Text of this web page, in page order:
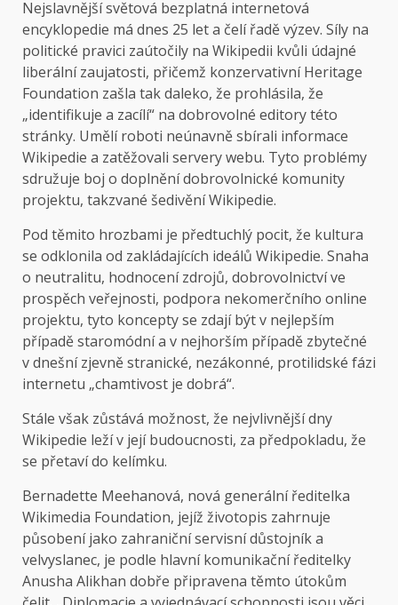
Nejslavnější světová bezplatná internetová
encyklopedie má dnes 25 let a čelí řadě výzev. Síly na
politické pravici zaútočily na Wikipedii kvůli údajné
liberální zaujatosti, přičemž konzervativní Heritage
Foundation zašla tak daleko, že prohlásila, že
„identifikuje a zacílí“ na dobrovolné editory této
stránky. Umělí roboti neúnavně sbírali informace
Wikipedie a zatěžovali servery webu. Tyto problémy
sdružuje boj o doplnění dobrovolnické komunity
projektu, takzvané šedivění Wikipedie.
Pod těmito hrozbami je předtuchlý pocit, že kultura
se odklonila od zakládajících ideálů Wikipedie. Snaha
o neutralitu, hodnocení zdrojů, dobrovolnictví ve
prospěch veřejnosti, podpora nekomerčního online
projektu, tyto koncepty se zdají být v nejlepším
případě staromódní a v nejhorším případě zbytečné
v dnešní zjevně stranické, nezákonné, protilidské fázi
internetu „chamtivost je dobrá“.
Stále však zůstává možnost, že nejvlivnější dny
Wikipedie leží v její budoucnosti, za předpokladu, že
se přetaví do kelímku.
Bernadette Meehanová, nová generální ředitelka
Wikimedia Foundation, jejíž životopis zahrnuje
působení jako zahraniční servisní důstojník a
velvyslanec, je podle hlavní komunikační ředitelky
Anusha Alikhan dobře připravena těmto útokům